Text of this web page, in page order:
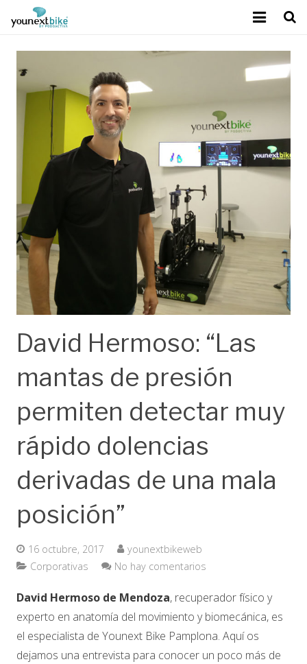
Sobre Younext Bike
Mejora del rendimiento
Tecnología exclusiva
Calidad Podoactiva
Contacto
Blog
David Hermoso: “Las
mantas de presión
permiten detectar muy
rápido dolencias
derivadas de una mala
posición”
16 octubre, 2017
younextbikeweb
Corporativas
No hay comentarios
David Hermoso de Mendoza, recuperador físico y
experto en anatomía del movimiento y biomecánica, es
el especialista de Younext Bike Pamplona. Aquí os
dejamos una entrevista para conocer un poco más de